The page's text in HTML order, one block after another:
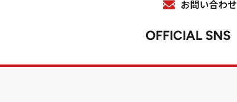
お問い合わせ
OFFICIAL SNS